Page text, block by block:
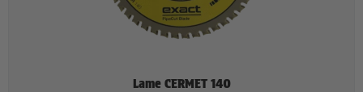
Lame CERMET 140